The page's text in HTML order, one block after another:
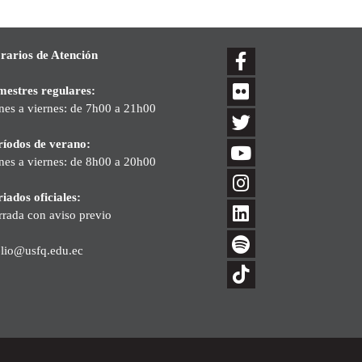
de Atención
regulares:
a viernes: de 7h00 a 21h00
de verano:
a viernes: de 8h00 a 20h00
oficiales:
con aviso previo